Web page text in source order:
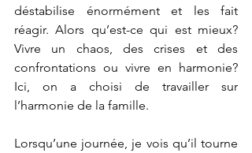
déstabilise énormément et les fait
réagir. Alors qu’est-ce qui est mieux?
Vivre un chaos, des crises et des
confrontations ou vivre en harmonie?
Ici, on a choisi de travailler sur
l’harmonie de la famille.
Lorsqu’une journée, je vois qu’il tourne